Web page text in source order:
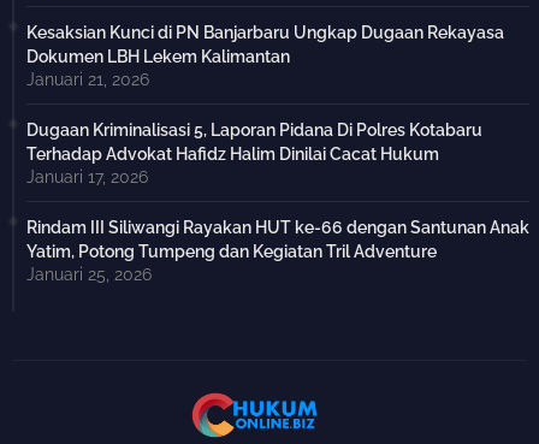
Kesaksian Kunci di PN Banjarbaru Ungkap Dugaan Rekayasa
Dokumen LBH Lekem Kalimantan
Januari 21, 2026
Dugaan Kriminalisasi 5, Laporan Pidana Di Polres Kotabaru
Terhadap Advokat Hafidz Halim Dinilai Cacat Hukum
Januari 17, 2026
Rindam III Siliwangi Rayakan HUT ke-66 dengan Santunan Anak
Yatim, Potong Tumpeng dan Kegiatan Tril Adventure
Januari 25, 2026